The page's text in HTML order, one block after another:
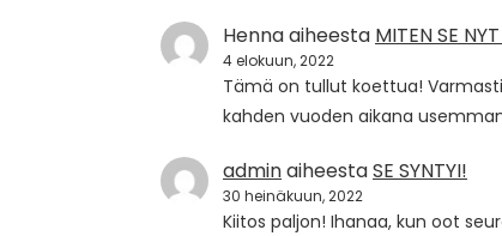
Hennaaiheesta MITEN SE
4 elokuun, 2022
Tämä on tullut koettua!
kahden vuoden aikana
adminaiheestaSE SYNTYI!
30 heinäkuun, 2022
Kiitos paljon! Ihanaa, kun oot